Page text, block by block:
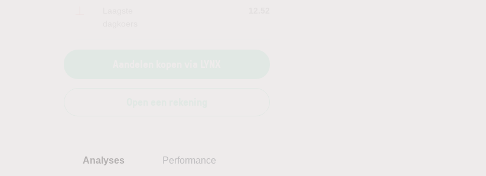
Analyses Performance